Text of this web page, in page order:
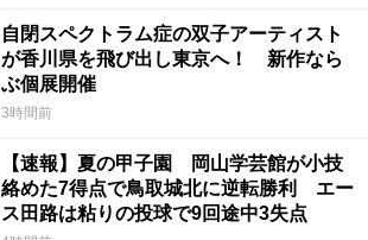
自閉スペクトラム症の双子アーティスト
が香川県を飛び出し東京へ！ 新作なら
ぶ個展開催
3時間前
【速報】夏の甲子園 岡山学芸館が小技
絡めた7得点で鳥取城北に逆転勝利 エー
ス田路は粘りの投球で9回途中3失点